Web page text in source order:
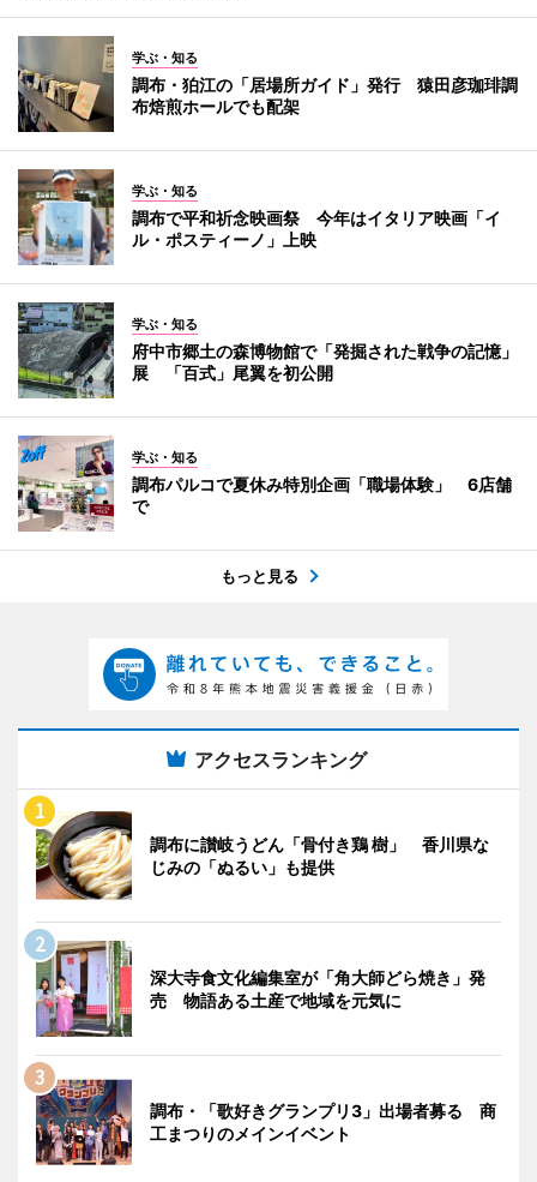
学ぶ・知る
調布・狛江の「居場所ガイド」発行 猿田彦珈琲調
布焙煎ホールでも配架
学ぶ・知る
調布で平和祈念映画祭 今年はイタリア映画「イ
ル・ポスティーノ」上映
学ぶ・知る
府中市郷土の森博物館で「発掘された戦争の記憶」
展 「百式」尾翼を初公開
学ぶ・知る
調布パルコで夏休み特別企画「職場体験」 6店舗
で
もっと見る
アクセスランキング
調布に讃岐うどん「骨付き鶏 樹」 香川県な
じみの「ぬるい」も提供
深大寺食文化編集室が「角大師どら焼き」発
売 物語ある土産で地域を元気に
調布・「歌好きグランプリ3」出場者募る 商
工まつりのメインイベント